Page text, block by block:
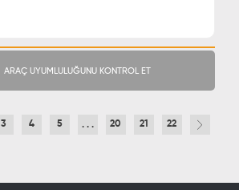
ARAÇ UYUMLULUĞUNU KONTROL ET
3 4 5 . . . 20 21 22